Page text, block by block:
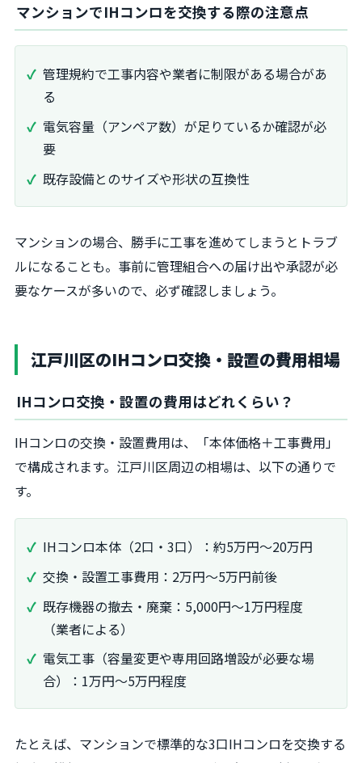
マンションでIHコンロを交換する際の注意点
管理規約で工事内容や業者に制限がある場合があ
る
電気容量（アンペア数）が足りているか確認が必
要
既存設備とのサイズや形状の互換性
マンションの場合、勝手に工事を進めてしまうとトラブ
ルになることも。事前に管理組合への届け出や承認が必
要なケースが多いので、必ず確認しましょう。
江戸川区のIHコンロ交換・設置の費用相場
IHコンロ交換・設置の費用はどれくらい？
IHコンロの交換・設置費用は、「本体価格＋工事費用」
で構成されます。江戸川区周辺の相場は、以下の通りで
す。
IHコンロ本体（2口・3口）：約5万円～20万円
交換・設置工事費用：2万円～5万円前後
既存機器の撤去・廃棄：5,000円～1万円程度
（業者による）
電気工事（容量変更や専用回路増設が必要な場
合）：1万円～5万円程度
たとえば、マンションで標準的な3口IHコンロを交換する